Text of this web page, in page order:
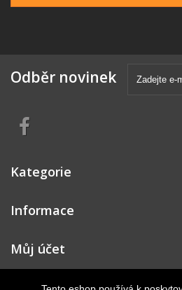
Odběr novinek
Kategorie
Informace
Můj účet